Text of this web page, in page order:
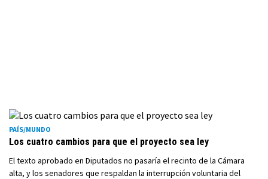
PAÍS/MUNDO
Los cuatro cambios para que el proyecto sea ley
El texto aprobado en Diputados no pasaría el recinto de la Cámara
alta, y los senadores que respaldan la interrupción voluntaria del